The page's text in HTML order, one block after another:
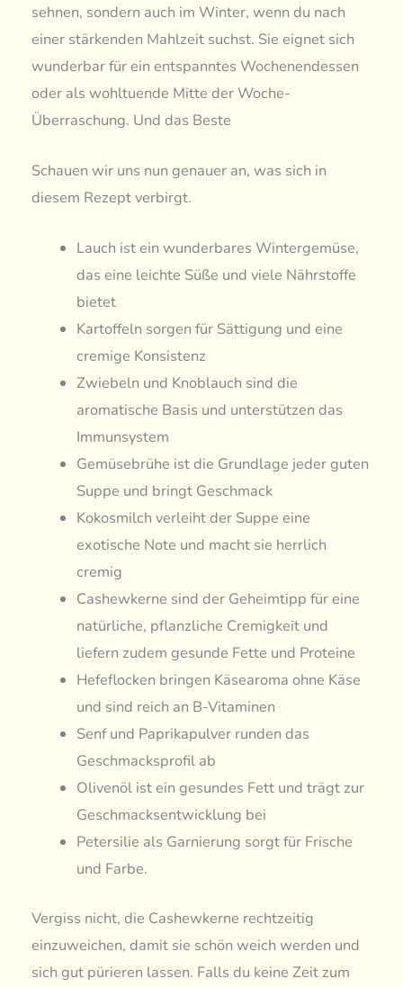
sehnen, sondern auch im Winter, wenn du nach
einer stärkenden Mahlzeit suchst. Sie eignet sich
wunderbar für ein entspanntes Wochenendessen
oder als wohltuende Mitte der Woche-
Überraschung. Und das Beste
Schauen wir uns nun genauer an, was sich in
diesem Rezept verbirgt.
Lauch ist ein wunderbares Wintergemüse,
das eine leichte Süße und viele Nährstoffe
bietet
Kartoffeln sorgen für Sättigung und eine
cremige Konsistenz
Zwiebeln und Knoblauch sind die
aromatische Basis und unterstützen das
Immunsystem
Gemüsebrühe ist die Grundlage jeder guten
Suppe und bringt Geschmack
Kokosmilch verleiht der Suppe eine
exotische Note und macht sie herrlich
cremig
Cashewkerne sind der Geheimtipp für eine
natürliche, pflanzliche Cremigkeit und
liefern zudem gesunde Fette und Proteine
Hefeflocken bringen Käsearoma ohne Käse
und sind reich an B-Vitaminen
Senf und Paprikapulver runden das
Geschmacksprofil ab
Olivenöl ist ein gesundes Fett und trägt zur
Geschmacksentwicklung bei
Petersilie als Garnierung sorgt für Frische
und Farbe.
Vergiss nicht, die Cashewkerne rechtzeitig
einzuweichen, damit sie schön weich werden und
sich gut pürieren lassen. Falls du keine Zeit zum